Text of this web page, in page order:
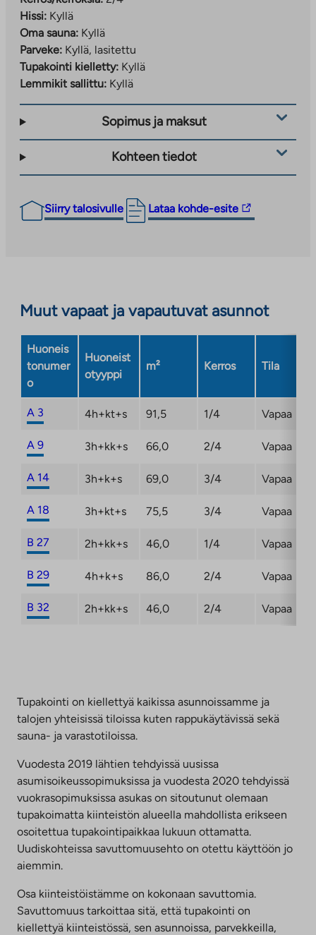
Hissi: Kyllä
Oma sauna: Kyllä
Parveke: Kyllä, lasitettu
Tupakointi kielletty: Kyllä
Lemmikit sallittu: Kyllä
Sopimus ja maksut
Kohteen tiedot
Siirry talosivulle Lataa kohde-esite
Linkki
uuteen
Muut vapaat ja vapautuvat asunnot
Huoneis
tonumer
o
Huoneist
otyyppi
m² Kerros Tila
A 3 4h+kt+s 91,5 1/4 Vapaa
A 9 3h+kk+s 66,0 2/4 Vapaa
A 14 3h+k+s 69,0 3/4 Vapaa
A 18 3h+kt+s 75,5 3/4 Vapaa
B 27 2h+kk+s 46,0 1/4 Vapaa
B 29 4h+k+s 86,0 2/4 Vapaa
B 32 2h+kk+s 46,0 2/4 Vapaa
Tupakointi on kiellettyä kaikissa asunnoissamme ja
talojen yhteisissä tiloissa kuten rappukäytävissä sekä
sauna- ja varastotiloissa.
Vuodesta 2019 lähtien tehdyissä uusissa
asumisoikeussopimuksissa ja vuodesta 2020 tehdyissä
vuokrasopimuksissa asukas on sitoutunut olemaan
tupakoimatta kiinteistön alueella mahdollista erikseen
osoitettua tupakointipaikkaa lukuun ottamatta.
Uudiskohteissa savuttomuusehto on otettu käyttöön jo
aiemmin.
Osa kiinteistöistämme on kokonaan savuttomia.
Savuttomuus tarkoittaa sitä, että tupakointi on
kiellettyä kiinteistössä, sen asunnoissa, parvekkeilla,